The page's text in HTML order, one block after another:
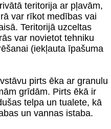
teritorija ar pļavām,
var rīkot medības vai
Teritorijā uzceltas
var novietot tehniku
(iekļauta īpašuma
pirts ēka ar granulu
grīdām. Pirts ēkā ir
telpa un tualete, kā
un vannas istaba.